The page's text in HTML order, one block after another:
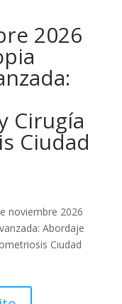
2026
Cirugía
Ciudad
noviembre 2026
Abordaje
Ciudad